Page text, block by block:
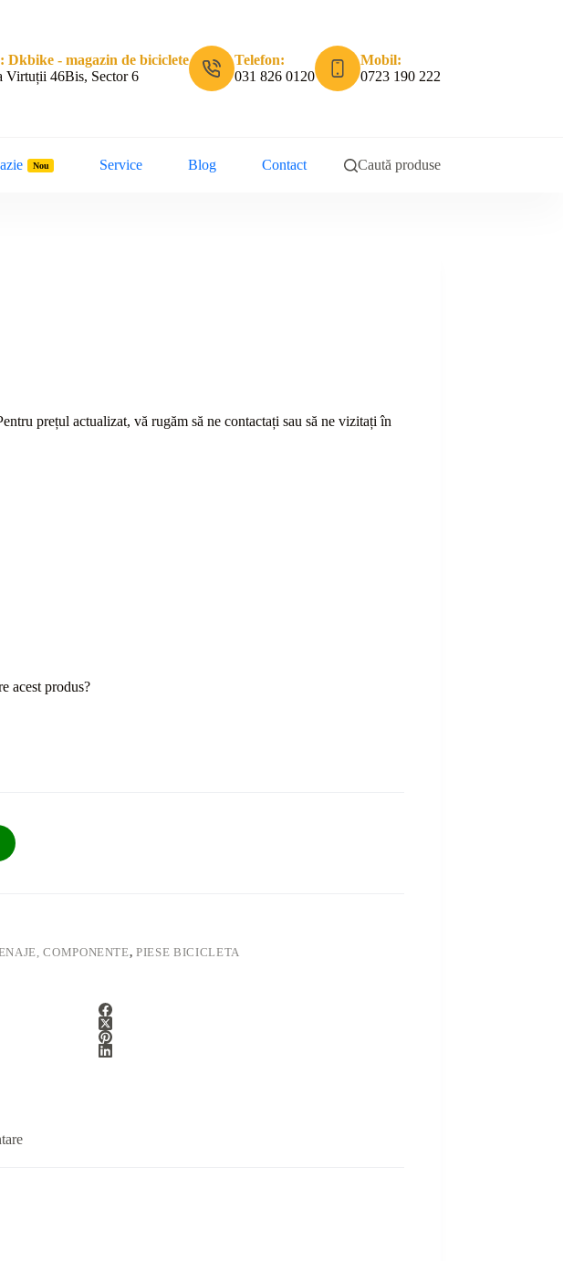
Dkbike - magazin de biciclete
Virtuții 46Bis, Sector 6
Telefon:
031 826 0120
Mobil:
0723 190 222
Nou Service Blog Contact Caută produse
prețul actualizat, vă rugăm să ne contactați sau să ne vizitați în
acest produs?
COMPONENTE,PIESE BICICLETA